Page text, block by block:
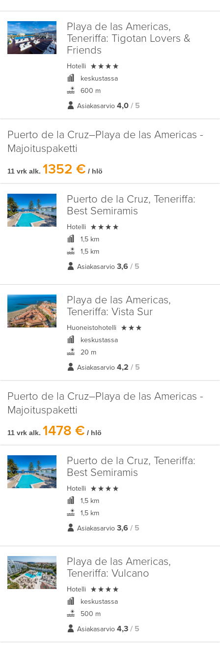
Playa de las Americas,
Teneriffa: Tigotan Lovers &
Friends
Hotelli 
keskustassa
600 m
Asiakasarvio 4,0 / 5
Puerto de la Cruz–Playa de las Americas -
Majoituspaketti
11 vrk alk. 1352 € / hlö
Puerto de la Cruz, Teneriffa:
Best Semiramis
Hotelli 
1,5 km
1,5 km
Asiakasarvio 3,6 / 5
Playa de las Americas,
Teneriffa: Vista Sur
Huoneistohotelli 
keskustassa
20 m
Asiakasarvio 4,2 / 5
Puerto de la Cruz–Playa de las Americas -
Majoituspaketti
11 vrk alk. 1478 € / hlö
Puerto de la Cruz, Teneriffa:
Best Semiramis
Hotelli 
1,5 km
1,5 km
Asiakasarvio 3,6 / 5
Playa de las Americas,
Teneriffa: Vulcano
Hotelli 
keskustassa
500 m
Asiakasarvio 4,3 / 5